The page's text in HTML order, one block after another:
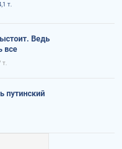
т.
Ведь
все
т.
путинский